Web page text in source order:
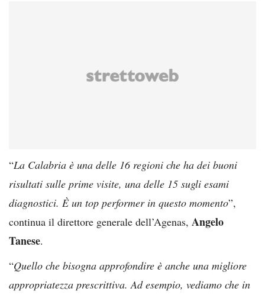
“La Calabria è una delle 16 regioni che ha dei buoni
risultati sulle prime visite, una delle 15 sugli esami
diagnostici. È un top performer in questo momento”,
continua il direttore generale dell’Agenas, Angelo
Tanese.
“Quello che bisogna approfondire è anche una migliore
appropriatezza prescrittiva. Ad esempio, vediamo che in